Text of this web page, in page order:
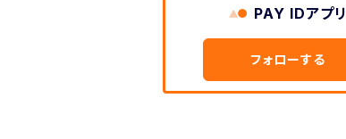
ラピス・ラズリ
緑、黄緑（green）
赤、橙（red, orange）
PAY IDアプリ
フォローする